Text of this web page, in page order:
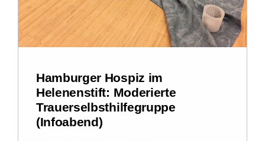
Hamburger Hospiz im
Helenenstift: Moderierte
Trauerselbsthilfegruppe
(Infoabend)